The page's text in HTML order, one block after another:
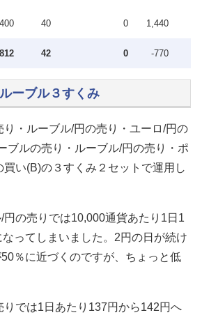
40 0 1,440
42 0 -770
ーブル３すくみ
・ルーブル/円の売り・ユーロ/円の
ブルの売り・ルーブル/円の売り・ポ
買い(B)の３すくみ２セットで運用し
円の売りでは10,000通貨あたり1日1
ってしまいました。2円の日が続け
％に近づくのですが、ちょっと低
りでは1日あたり137円から142円へ